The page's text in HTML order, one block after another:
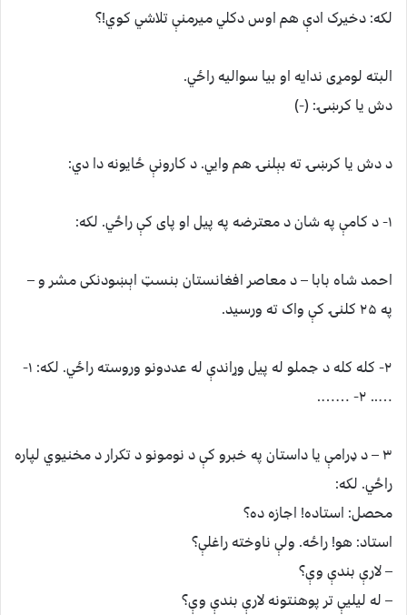
لکه: دخیرک ادې هم اوس دکلي میرمنې تلاشي کوي!؟
البته لومړی ندایه او بیا سوالیه راځي.
دش یا کرښۍ: (-)
د دش یا کرښۍ ته بېلنۍ هم وايي. د کارونې ځایونه دا دي:
۱- د کامې په شان د معترضه په پیل او پای کې راځي. لکه:
احمد شاه بابا – د معاصر افغانستان بنسټ اېښودنکی مشر و –
په ۲۵ کلنۍ کې واک ته ورسید.
۲- کله کله د جملو له پیل وړاندې له عددونو وروسته راځي. لکه: ۱-
….. ۲- …….
۳ – د ډرامې یا داستان په خبرو کې د نومونو د تکرار د مخنیوي لپاره
راځي. لکه:
محصل: استاده! اجازه ده؟
استاد: هو! راځه. ولې ناوخته راغلې؟
– لارې بندې وې؟
– له لیلیې تر پوهنتونه لارې بندې وې؟